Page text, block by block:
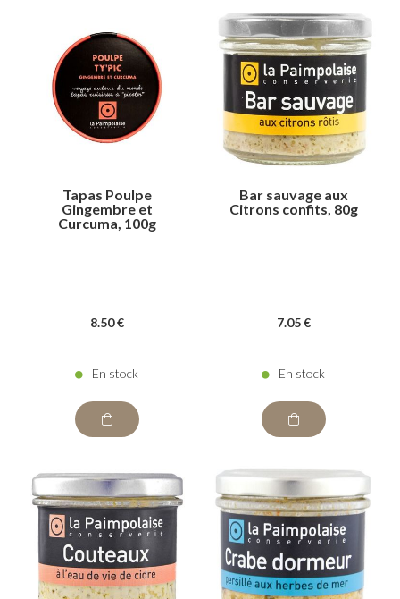
Tapas Poulpe
Gingembre et
Curcuma, 100g
8.50 €
En stock
Bar sauvage aux
Citrons confits, 80g
7.05 €
En stock